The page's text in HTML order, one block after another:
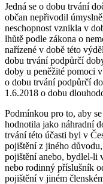
Jedná se o dobu trvání
občan nepřivodil
neschopnost vznikla v
lhůtě podle zákona o
nařízené v době této
dobu trvání podpůrčí
doby u peněžité pomoci
o dobu trvání podpůrčí
1.6.2018 o dobu
Podmínkou pro to, aby
hodnotila jako náhradní
trvání této účasti byl v
pojištění z jiného
pojištění anebo, bydlel-li
nebo rodinný příslušník
pojištění v jiném